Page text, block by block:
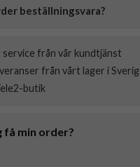
beställningsvara?
service från vår kundtjänst
från vårt lager i
butik
få min order?